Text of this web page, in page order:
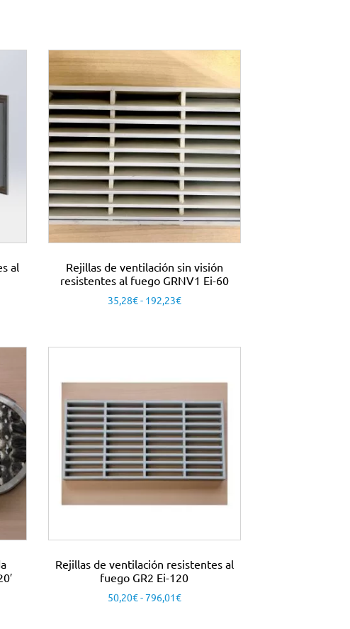
al
Rejillas de ventilación sin visión
resistentes al fuego GRNV1 Ei-60
35,28€- 192,23€
Rejillas de ventilación resistentes al
fuego GR2 Ei-120
50,20€-796,01€